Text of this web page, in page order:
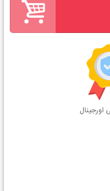
اورجینال